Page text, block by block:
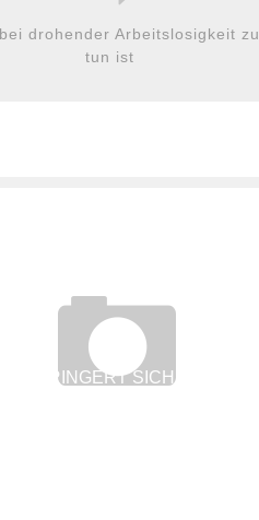
drohender Arbeitslosigkeit zu
tun ist
VERRINGERT SICH MEIN